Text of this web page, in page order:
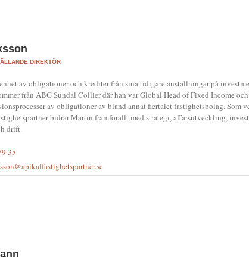
DIREKTÖR
av obligationer och krediter från sina tidigare anställningar på
från ABG Sundal Collier där han var Global Head of Fixed Income
av obligationer av bland annat flertalet fastighetsbolag. Som
bidrar Martin framförallt med strategi, affärsutveckling,
drift.
35